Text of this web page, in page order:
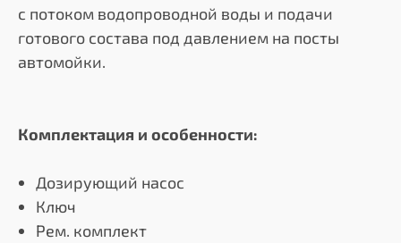
с потоком водопроводной воды и подачи
готового состава под давлением на посты
автомойки.
Комплектация и особенности:
Дозирующий насос
Ключ
Рем. комплект